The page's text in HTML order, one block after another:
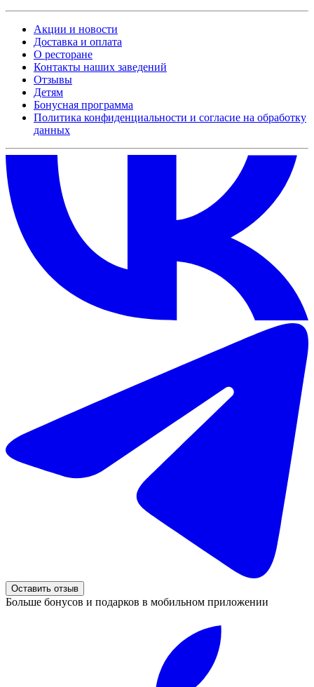
Акции и новости
Доставка и оплата
О ресторане
Контакты наших заведений
Отзывы
Детям
Бонусная программа
Политика конфиденциальности и согласие на обработку
данных
Оставить отзыв
Больше бонусов и подарков в мобильном приложении